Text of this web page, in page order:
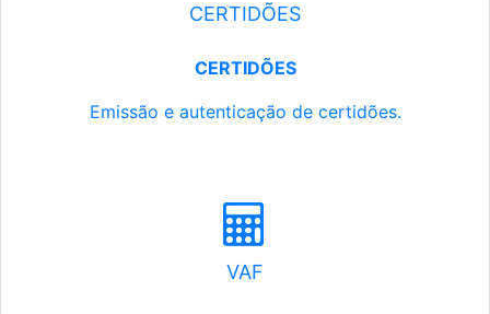
CERTIDÕES
CERTIDÕES
Emissão e autenticação de certidões.
VAF